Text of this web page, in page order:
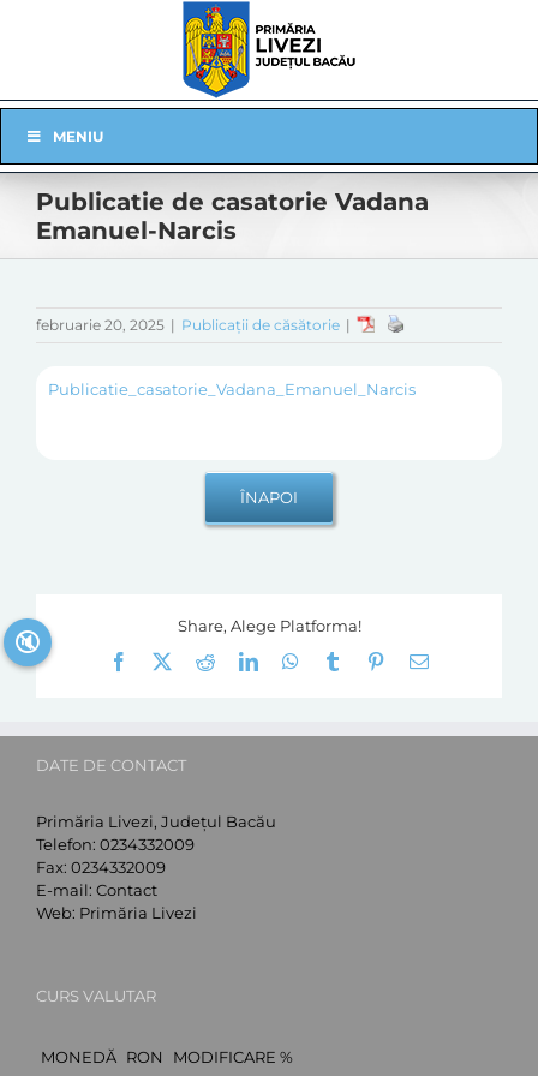
Navigation
MENIU
Publicatie de casatorie Vadana
Emanuel-Narcis
februarie 20, 2025 | Publicații de căsătorie |
Publicatie_casatorie_Vadana_Emanuel_Narcis
Share, Alege Platforma!
Facebook
RedditLinkedInWhatsApp
Tumblr Pinterest
E-
DATE DE CONTACT
Primăria Livezi, Județul Bacău
Telefon: 0234332009
Fax: 0234332009
E-mail: Contact
Web: Primăria Livezi
CURS VALUTAR
MONEDĂ RON
MODIFICARE %
🔇